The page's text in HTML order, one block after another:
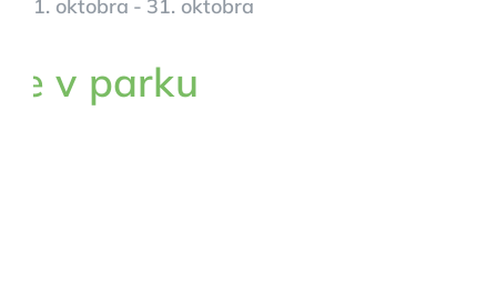
1. oktobra - 31. oktobra